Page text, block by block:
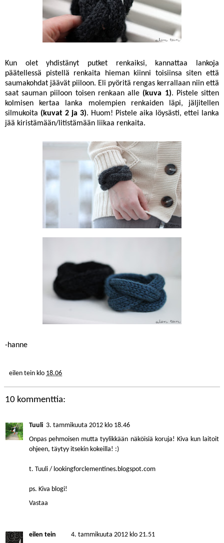
Kun olet yhdistänyt putket renkaiksi, kannattaa lankoja
päätellessä pistellä renkaita hieman kiinni toisiinsa siten että
saumakohdat jäävät piiloon. Eli pyöritä rengas kerrallaan niin että
saat sauman piiloon toisen renkaan alle (kuva 1). Pistele sitten
kolmisen kertaa lanka molempien renkaiden läpi, jäljitellen
silmukoita (kuvat 2 ja 3). Huom! Pistele aika löysästi, ettei lanka
jää kiristämään/litistämään liikaa renkaita.
-hanne
eilen tein klo 18.06
10 kommenttia:
Tuuli 3. tammikuuta 2012 klo 18.46
Onpas pehmoisen mutta tyylikkään näköisiä koruja! Kiva kun laitoit
ohjeen, täytyy itsekin kokeilla! :)
t. Tuuli / lookingforclementines.blogspot.com
ps. Kiva blogi!
Vastaa
eilen tein
4. tammikuuta 2012 klo 21.51